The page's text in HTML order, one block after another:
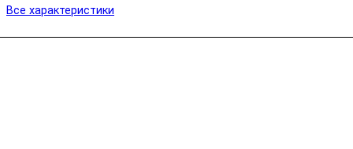
Все характеристики